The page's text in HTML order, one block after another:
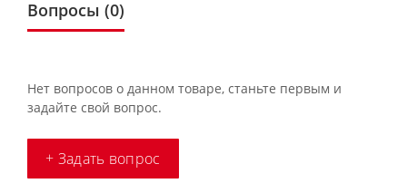
Вопросы (0)
Нет вопросов о данном товаре, станьте первым и
задайте свой вопрос.
+ Задать вопрос